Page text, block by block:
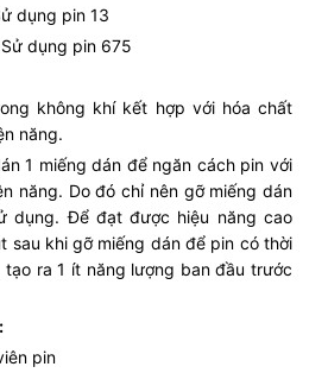
dụng pin 13
dụng pin 675
không khí kết hợp với hóa chất
năng.
1 miếng dán để ngăn cách pin với
năng. Do đó chỉ nên gỡ miếng dán
dụng. Để đạt được hiệu năng cao
sau khi gỡ miếng dán để pin có thời
ra 1 ít năng lượng ban đầu trước
pin